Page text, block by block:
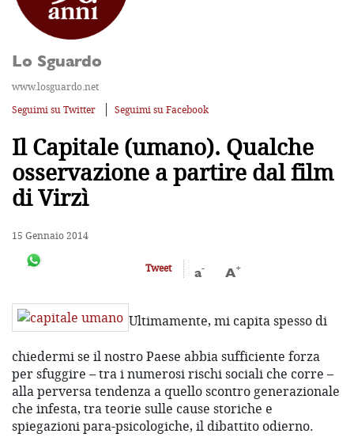
Lo Sguardo
www.losguardo.net
Seguimi su Twitter
Seguimi su Facebook
Il Capitale (umano). Qualche
osservazione a partire dal film
di Virzì
15 Gennaio 2014
Tweet a- A+
Ultimamente, mi capita spesso di
chiedermi se il nostro Paese abbia sufficiente forza
per sfuggire – tra i numerosi rischi sociali che corre –
alla perversa tendenza a quello scontro generazionale
che infesta, tra teorie sulle cause storiche e
spiegazioni para-psicologiche, il dibattito odierno.